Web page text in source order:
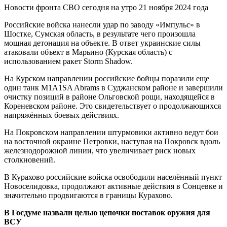
Новости фронта СВО сегодня на утро 21 ноября 2024 года
Российские войска нанесли удар по заводу «Импульс» в
Шостке, Сумская область, в результате чего произошла
мощная детонация на объекте. В ответ украинские силы
атаковали объект в Марьино (Курская область) с
использованием ракет Storm Shadow.
На Курском направлении российские бойцы поразили еще
один танк M1A1SA Abrams в Суджанском районе и завершили
очистку позиций в районе Ольговской рощи, находящейся в
Кореневском районе. Это свидетельствует о продолжающихся
напряжённых боевых действиях.
На Покровском направлении штурмовики активно ведут бои
на восточной окраине Петровки, наступая на Покровск вдоль
железнодорожной линии, что увеличивает риск новых
столкновений.
В Курахово российские войска освободили населённый пункт
Новоселидовка, продолжают активные действия в Сонцевке и
значительно продвигаются в границы Курахово.
В Госдуме назвали целью цепочки поставок оружия для
ВСУ